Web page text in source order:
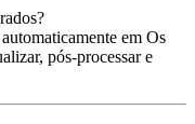
em Os
pós-processar e